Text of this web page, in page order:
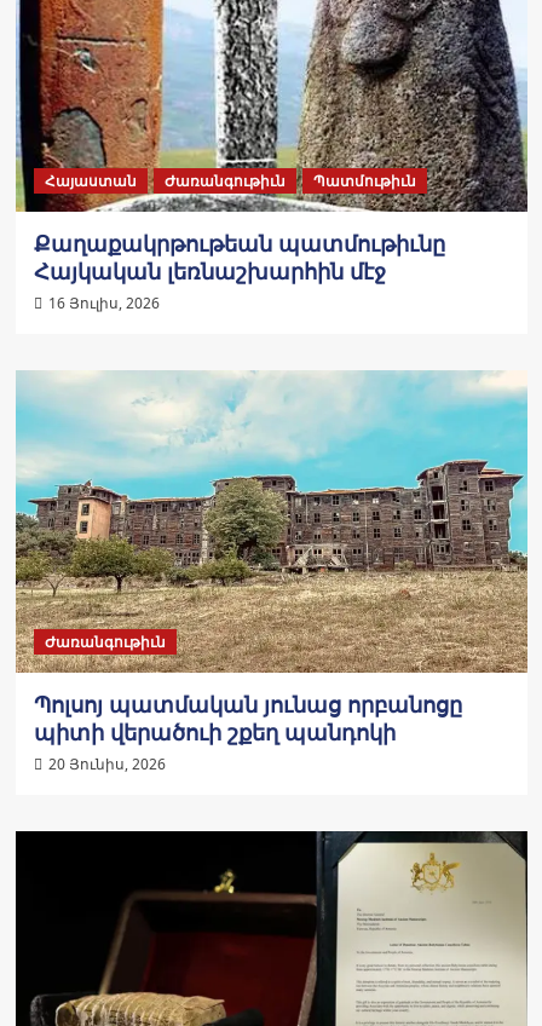
Հայաստան Ժառանգութիւն Պատմութիւն
Քաղաքակրթութեան պատմութիւնը
Հայկական լեռնաշխարհին մէջ
16 Յուլիս, 2026
Ժառանգութիւն
Պոլսոյ պատմական յունաց որբանոցը
պիտի վերածուի շքեղ պանդոկի
20 Յունիս, 2026